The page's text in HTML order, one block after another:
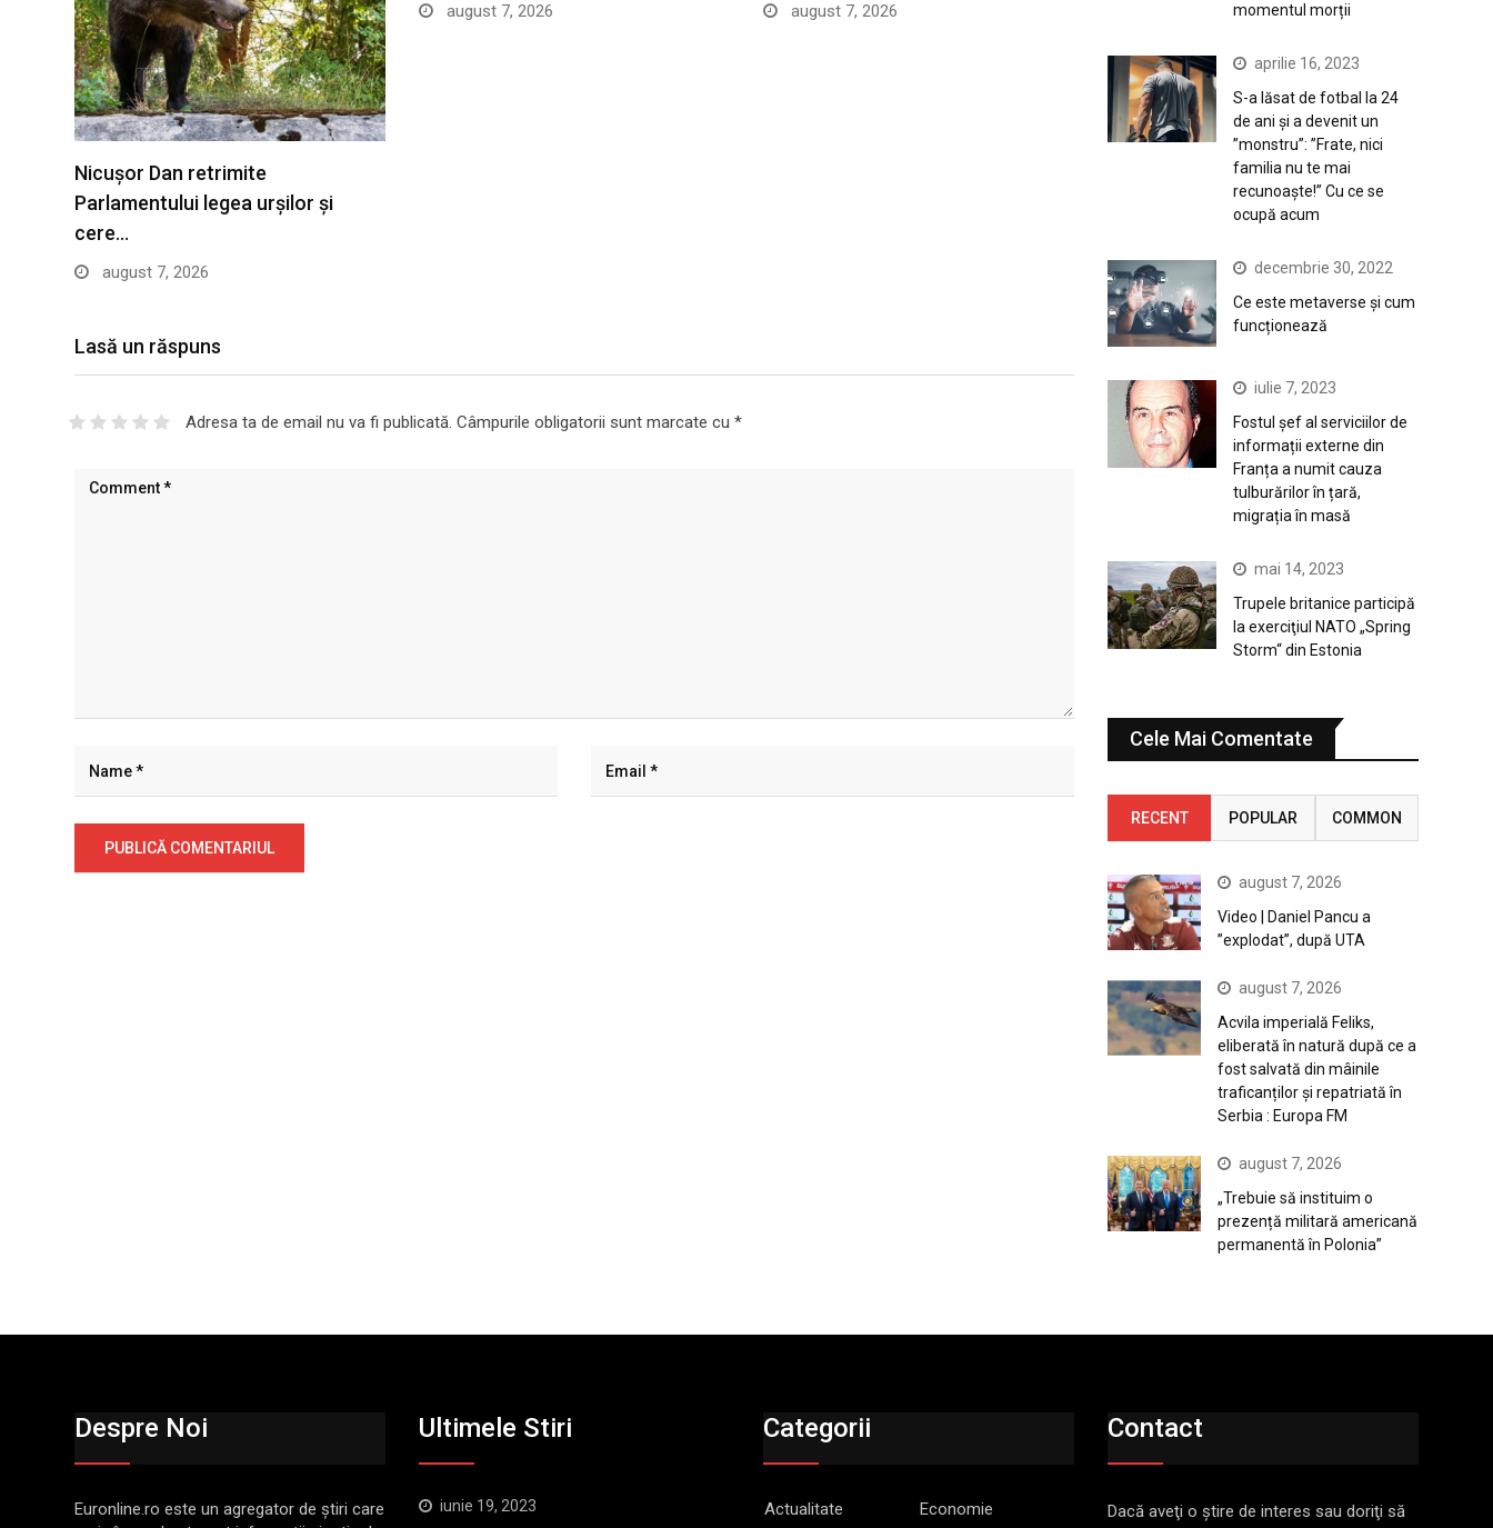
Nicușor Dan retrimite
Parlamentului legea urșilor și
cere…
august 7, 2026
august 7, 2026 august 7, 2026
Lasă un răspuns
Adresa ta de email nu va fi publicată. Câmpurile obligatorii sunt marcate cu *
momentul morții
aprilie 16, 2023
S-a lăsat de fotbal la 24
de ani și a devenit un
”monstru”: ”Frate, nici
familia nu te mai
recunoaște!” Cu ce se
ocupă acum
decembrie 30, 2022
Ce este metaverse și cum
funcționează
iulie 7, 2023
Fostul șef al serviciilor de
informații externe din
Franța a numit cauza
tulburărilor în țară,
migrația în masă
mai 14, 2023
Trupele britanice participă
la exerciţiul NATO „Spring
Storm“ din Estonia
Cele Mai Comentate
RECENT POPULAR COMMON
august 7, 2026
Video | Daniel Pancu a
”explodat”, după UTA
august 7, 2026
Acvila imperială Feliks,
eliberată în natură după ce a
fost salvată din mâinile
traficanților și repatriată în
Serbia : Europa FM
august 7, 2026
„Trebuie să instituim o
prezență militară americană
permanentă în Polonia”
Despre Noi
Euronline.ro este un agregator de ştiri care
Ultimele Stiri
iunie 19, 2023
Categorii
Actualitate Economie
Contact
Dacă aveţi o ştire de interes sau doriţi să